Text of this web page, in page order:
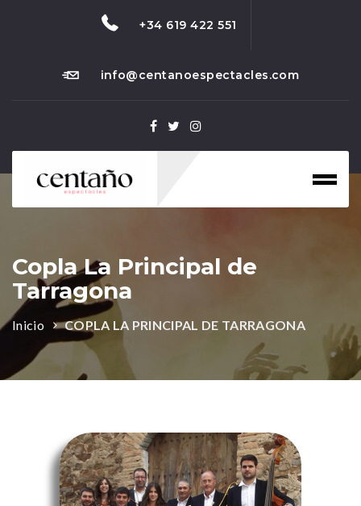
+34 619 422 551
info@centanoespectacles.com
Copla La Principal de
Tarragona
Inicio COPLA LA PRINCIPAL DE TARRAGONA